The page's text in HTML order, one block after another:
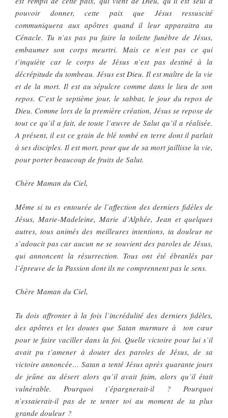
pouvoir donner, cette paix que Jésus ressuscité
communiquera aux apôtres quand il leur apparaitra au
Cénacle. Tu n’as pas pu faire la toilette funèbre de Jésus,
embaumer son corps meurtri. Mais ce n’est pas ce qui
t’inquiète car le corps de Jésus n’est pas destiné à la
décrépitude du tombeau. Jésus est Dieu. Il est maître de la vie
et de la mort. Il est au sépulcre comme dans le lieu de son
repos. C’est le septième jour, le sabbat, le jour du repos de
Dieu. Comme lors de la première création, Jésus se repose de
tout ce qu’il a fait, de toute l’œuvre de Salut qu’il a réalisée.
A présent, il est ce grain de blé tombé en terre dont il parlait
à ses disciples. Il est mort, pour que de sa mort jaillisse la vie,
pour porter beaucoup de fruits de Salut.
Chère Maman du Ciel,
Même si tu es entourée de l’affection des derniers fidèles de
Jésus, Marie-Madeleine, Marie d’Alphée, Jean et quelques
autres, tous animés des meilleures intentions, ta douleur ne
s’adoucit pas car aucun ne se souvient des paroles de Jésus,
qui annoncent la résurrection. Tous ont été ébranlés par
l’épreuve de la Passion dont ils ne comprennent pas le sens.
Chère Maman du Ciel,
Tu dois affronter à la fois l’incrédulité des derniers fidèles,
des apôtres et les doutes que Satan murmure à ton cœur
pour te faire vaciller dans la foi. Quelle victoire pour lui s’il
avait pu t’amener à douter des paroles de Jésus, de sa
victoire annoncée… Satan a tenté Jésus après quarante jours
de jeûne au désert alors qu’il avait faim, alors qu’il était
vulnérable. Pourquoi t’épargnerait-il ? Pourquoi
n’essaierait-il pas de te tenter toi au moment de ta plus
grande douleur ?